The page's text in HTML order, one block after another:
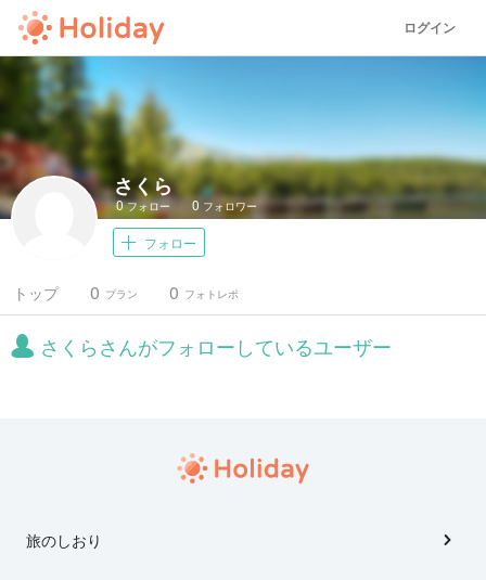
ログイン
さくら
0フォロー 0 フォロワー
フォロー
トップ プラン
0 フォトレポ
0
さくらさんがフォローしているユーザー
旅のしおり